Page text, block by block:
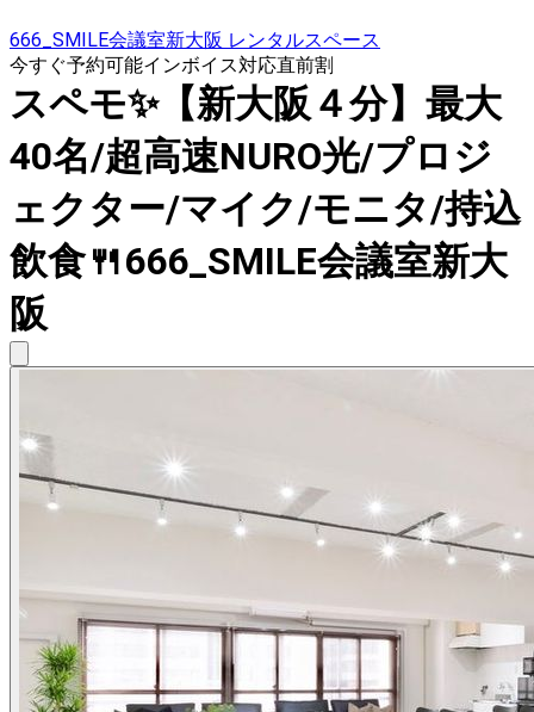
666_SMILE会議室新大阪 レンタルスペース
今すぐ予約可能インボイス対応直前割
スペモ✨️【新大阪４分】最大
40名/超高速NURO光/プロジ
ェクター/マイク/モニタ/持込
飲食🍴666_SMILE会議室新大
阪